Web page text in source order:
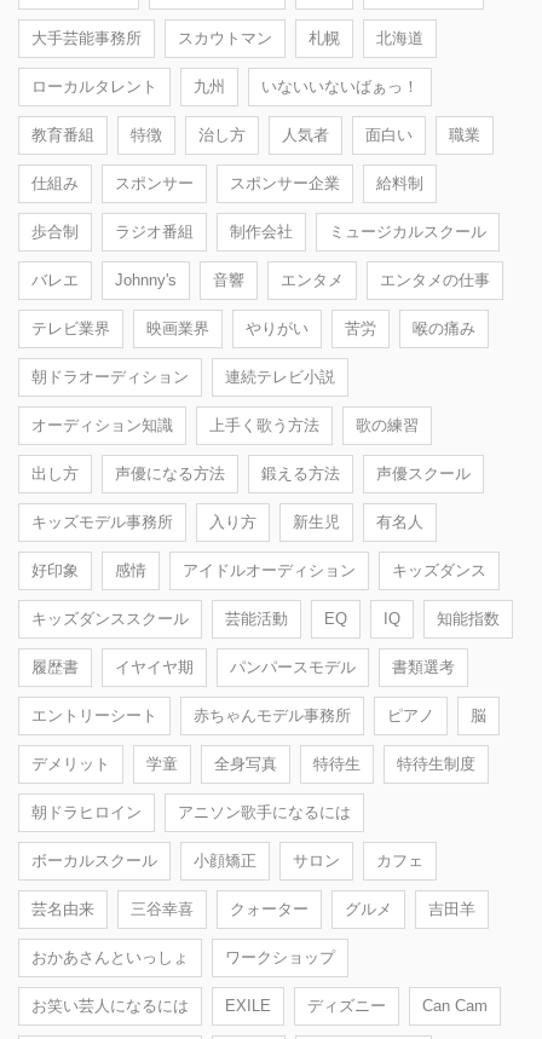
大手芸能事務所 スカウトマン 札幌 北海道
ローカルタレント 九州 いないいないばぁっ！
教育番組 特徴 治し方 人気者 面白い 職業
仕組み スポンサー スポンサー企業 給料制
歩合制 ラジオ番組 制作会社 ミュージカルスクール
バレエ Johnny's 音響 エンタメ エンタメの仕事
テレビ業界 映画業界 やりがい 苦労 喉の痛み
朝ドラオーディション 連続テレビ小説
オーディション知識 上手く歌う方法 歌の練習
出し方 声優になる方法 鍛える方法 声優スクール
キッズモデル事務所 入り方 新生児 有名人
好印象 感情 アイドルオーディション キッズダンス
キッズダンススクール 芸能活動 EQ IQ 知能指数
履歴書 イヤイヤ期 パンパースモデル 書類選考
エントリーシート 赤ちゃんモデル事務所 ピアノ 脳
デメリット 学童 全身写真 特待生 特待生制度
朝ドラヒロイン アニソン歌手になるには
ボーカルスクール 小顔矯正 サロン カフェ
芸名由来 三谷幸喜 クォーター グルメ 吉田羊
おかあさんといっしょ ワークショップ
お笑い芸人になるには EXILE ディズニー Can Cam